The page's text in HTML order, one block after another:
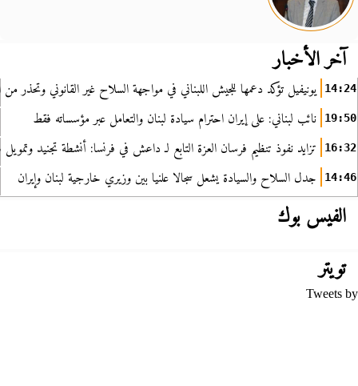
آخر الأخبار
14:24 يونيفيل تؤكد دعمها للجيش اللبناني في مواجهة السلاح غير القانوني وتحذر من
19:50 نائب لبناني: على إيران احترام سيادة لبنان والتعامل عبر مؤسساته فقط
16:32 تزايد نفوذ تنظيم فرسان العزة التابع لـ داعش في فرنسا: أنشطة تجنيد
14:46 جدل السلاح والسيادة يشعل سجالا علنيا بين وزيري خارجية لبنان وإيران
الفيس بوك
تويتر
Tweets by